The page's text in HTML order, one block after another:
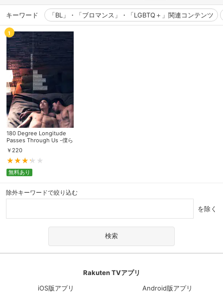
キーワード 「BL」・「ブロマンス」・「LGBTQ＋」関連コンテンツ
1
180 Degree Longitude
Passes Through Us -僕ら
を隔てる境界線-
￥ 220
無料あり
除外キーワードで絞り込む
を除く
Rakuten TVアプリ
iOS版アプリ
Android版アプリ